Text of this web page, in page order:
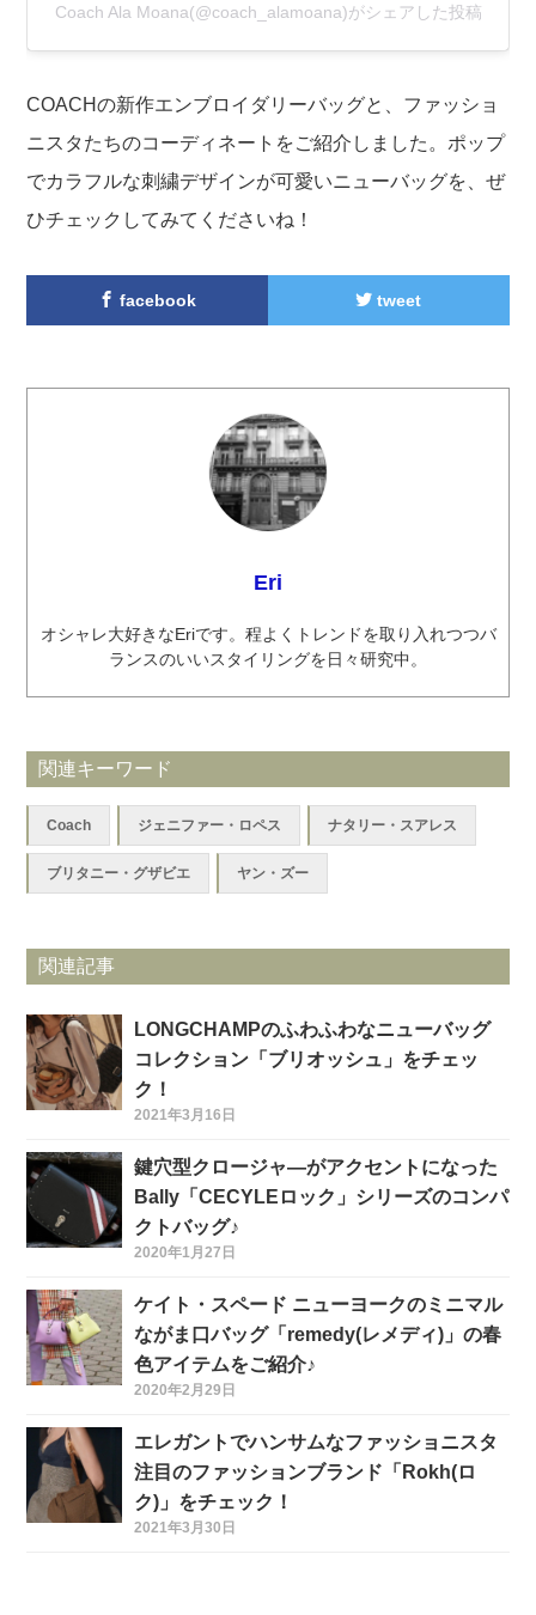
Coach Ala Moana(@coach_alamoana)がシェアした投稿
COACHの新作エンブロイダリーバッグと、ファッショ
ニスタたちのコーディネートをご紹介しました。ポップ
でカラフルな刺繍デザインが可愛いニューバッグを、ぜ
ひチェックしてみてくださいね！
facebook tweet
Eri
オシャレ大好きなEriです。程よくトレンドを取り入れつつバ
ランスのいいスタイリングを日々研究中。
関連キーワード
Coach ジェニファー・ロペス ナタリー・スアレス
ブリタニー・グザビエ ヤン・ズー
関連記事
LONGCHAMPのふわふわなニューバッグ
コレクション「ブリオッシュ」をチェッ
ク！
2021年3月16日
鍵穴型クロージャ―がアクセントになった
Bally「CECYLEロック」シリーズのコンパ
クトバッグ♪
2020年1月27日
ケイト・スペード ニューヨークのミニマル
ながま口バッグ「remedy(レメディ)」の春
色アイテムをご紹介♪
2020年2月29日
エレガントでハンサムなファッショニスタ
注目のファッションブランド「Rokh(ロ
ク)」をチェック！
2021年3月30日